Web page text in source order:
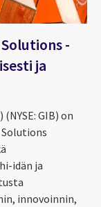
Fast Track
-
ja
GIB) on
idän ja
innovoinnin,